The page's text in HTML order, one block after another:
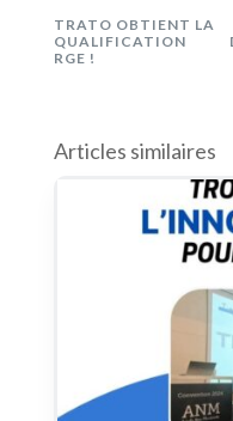
TRATO OBTIENT LA
QUALIFICATION
RGE !
Articles similaires